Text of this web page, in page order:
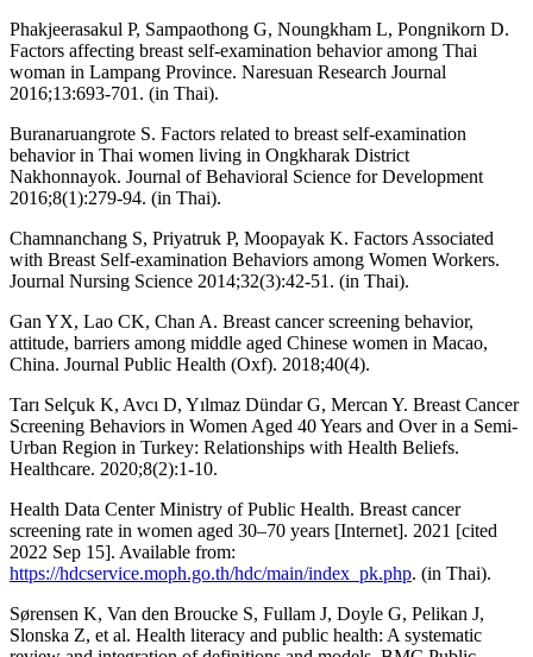
Phakjeerasakul P, Sampaothong G, Noungkham L, Pongnikorn D.
Factors affecting breast self-examination behavior among Thai
woman in Lampang Province. Naresuan Research Journal
2016;13:693-701. (in Thai).
Buranaruangrote S. Factors related to breast self-examination
behavior in Thai women living in Ongkharak District
Nakhonnayok. Journal of Behavioral Science for Development
2016;8(1):279-94. (in Thai).
Chamnanchang S, Priyatruk P, Moopayak K. Factors Associated
with Breast Self-examination Behaviors among Women Workers.
Journal Nursing Science 2014;32(3):42-51. (in Thai).
Gan YX, Lao CK, Chan A. Breast cancer screening behavior,
attitude, barriers among middle aged Chinese women in Macao,
China. Journal Public Health (Oxf). 2018;40(4).
Tarı Selçuk K, Avcı D, Yılmaz Dündar G, Mercan Y. Breast Cancer
Screening Behaviors in Women Aged 40 Years and Over in a Semi-
Urban Region in Turkey: Relationships with Health Beliefs.
Healthcare. 2020;8(2):1-10.
Health Data Center Ministry of Public Health. Breast cancer
screening rate in women aged 30–70 years [Internet]. 2021 [cited
2022 Sep 15]. Available from:
https://hdcservice.moph.go.th/hdc/main/index_pk.php. (in Thai).
Sørensen K, Van den Broucke S, Fullam J, Doyle G, Pelikan J,
Slonska Z, et al. Health literacy and public health: A systematic